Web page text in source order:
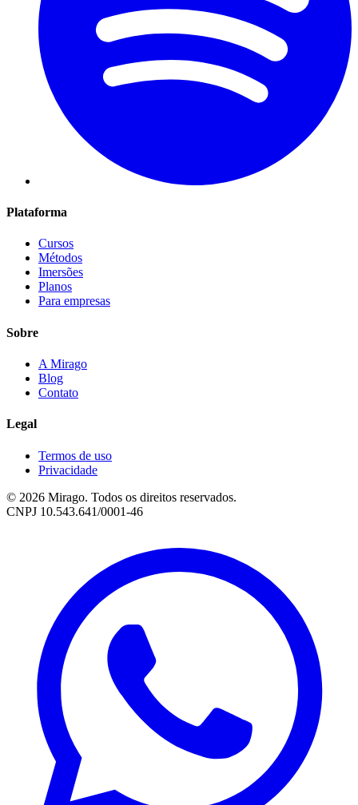
Plataforma
Cursos
Métodos
Imersões
Planos
Para empresas
Sobre
A Mirago
Blog
Contato
Legal
Termos de uso
Privacidade
© 2026 Mirago. Todos os direitos reservados.
CNPJ 10.543.641/0001-46